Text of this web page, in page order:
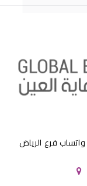
واتساب فرع الرياض